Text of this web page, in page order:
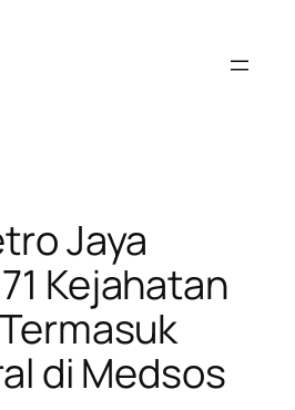
Jaya
Kejahatan
di Medsos